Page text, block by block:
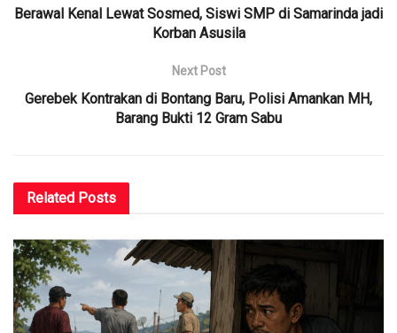
Berawal Kenal Lewat Sosmed, Siswi SMP di Samarinda jadi
Korban Asusila
Next Post
Gerebek Kontrakan di Bontang Baru, Polisi Amankan MH,
Barang Bukti 12 Gram Sabu
Related Posts